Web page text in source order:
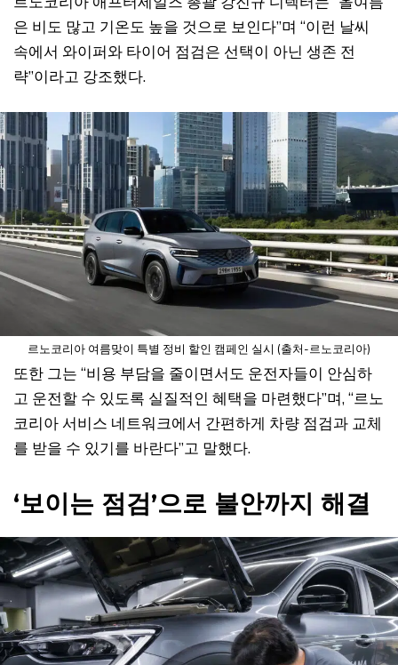
은 비도 많고 기온도 높을 것으로 보인다”며 “이런 날씨
속에서 와이퍼와 타이어 점검은 선택이 아닌 생존 전
략”이라고 강조했다.
르노코리아 여름맞이 특별 정비 할인 캠페인 실시 (출처-르노코리아)
또한 그는 “비용 부담을 줄이면서도 운전자들이 안심하
고 운전할 수 있도록 실질적인 혜택을 마련했다”며, “르노
코리아 서비스 네트워크에서 간편하게 차량 점검과 교체
를 받을 수 있기를 바란다”고 말했다.
‘보이는 점검’으로 불안까지 해결